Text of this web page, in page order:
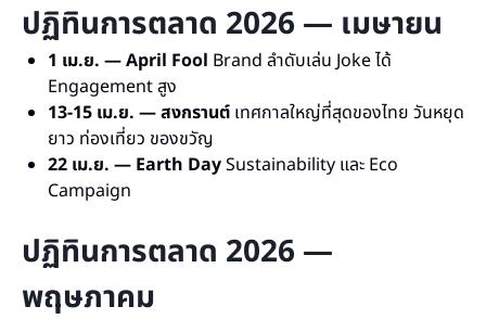
ปฏิทินการตลาด 2026 — เมษายน
1 เม.ย. — April Fool Brand ลำดับเล่น Joke ได้
Engagement สูง
13-15 เม.ย. — สงกรานต์ เทศกาลใหญ่ที่สุดของไทย วันหยุด
ยาว ท่องเที่ยว ของขวัญ
22 เม.ย. — Earth DaySustainability และ Eco
Campaign
ปฏิทินการตลาด 2026 —
พฤษภาคม